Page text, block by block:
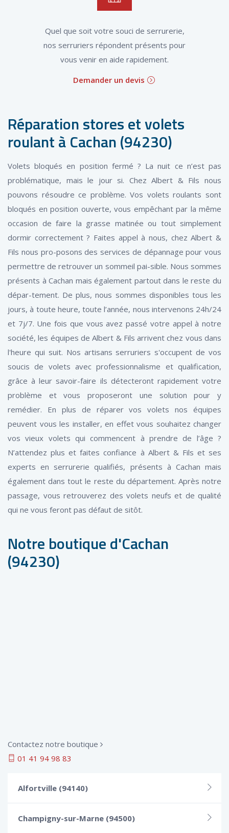
Quel que soit votre souci de serrurerie,
nos serruriers répondent présents pour
vous venir en aide rapidement.
Demander un devis
Réparation stores et volets
roulant à Cachan (94230)
Volets bloqués en position fermé ? La nuit ce n’est pas
problématique, mais le jour si. Chez Albert & Fils nous
pouvons résoudre ce problème. Vos volets roulants sont
bloqués en position ouverte, vous empêchant par la même
occasion de faire la grasse matinée ou tout simplement
dormir correctement ? Faites appel à nous, chez Albert &
Fils nous pro-posons des services de dépannage pour vous
permettre de retrouver un sommeil pai-sible. Nous sommes
présents à Cachan mais également partout dans le reste du
dépar-tement. De plus, nous sommes disponibles tous les
jours, à toute heure, toute l’année, nous intervenons 24h/24
et 7j/7. Une fois que vous avez passé votre appel à notre
société, les équipes de Albert & Fils arrivent chez vous dans
l'heure qui suit. Nos artisans serruriers s'occupent de vos
soucis de volets avec professionnalisme et qualification,
grâce à leur savoir-faire ils détecteront rapidement votre
problème et vous proposeront une solution pour y
remédier. En plus de réparer vos volets nos équipes
peuvent vous les installer, en effet vous souhaitez changer
vos vieux volets qui commencent à prendre de l’âge ?
N’attendez plus et faites confiance à Albert & Fils et ses
experts en serrurerie qualifiés, présents à Cachan mais
également dans tout le reste du département. Après notre
passage, vous retrouverez des volets neufs et de qualité
qui ne vous feront pas défaut de sitôt.
Notre boutique d'Cachan
(94230)
Contactez notre boutique
01 41 94 98 83
Alfortville (94140)
Champigny-sur-Marne (94500)